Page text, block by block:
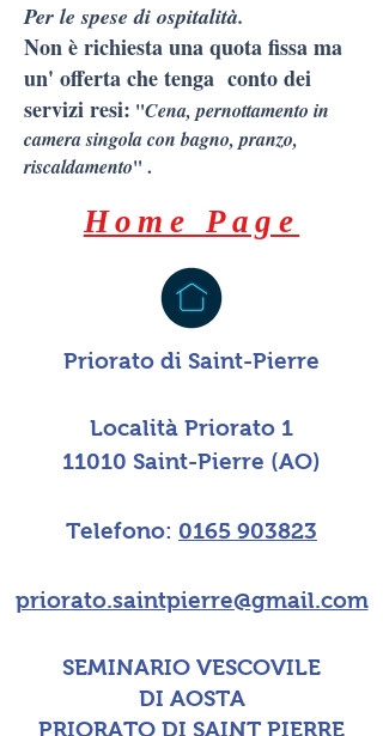
Per le spese di ospitalità.
Non è richiesta una quota fissa ma
un' offerta che tenga conto dei
servizi resi: "Cena, pernottamento in
camera singola con bagno, pranzo,
riscaldamento" .
Home Page
Priorato di Saint-Pierre
Località Priorato 1
11010 Saint-Pierre (AO)
Telefono: 0165 903823
priorato.saintpierre@gmail.com
SEMINARIO VESCOVILE
DI AOSTA
PRIORATO DI SAINT PIERRE